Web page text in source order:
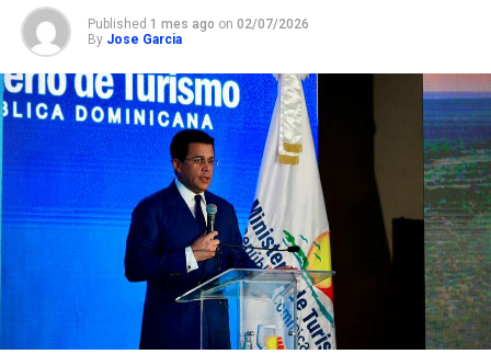
Published 1 mes ago on 02/07/2026
By Jose Garcia